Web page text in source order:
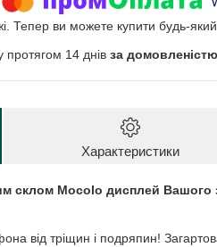
Тепер ви можете купити будь-
протягом 14 днів за домовленістю
Характеристики
склом Mocolo дисплей Вашого
від тріщин і подряпин!